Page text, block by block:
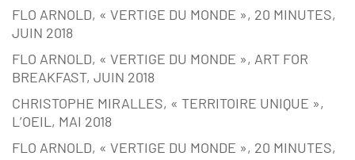
FLO ARNOLD, « VERTIGE DU MONDE », 20 MINUTES,
JUIN 2018
FLO ARNOLD, « VERTIGE DU MONDE », ART FOR
BREAKFAST, JUIN 2018
CHRISTOPHE MIRALLES, « TERRITOIRE UNIQUE »,
L’OEIL, MAI 2018
FLO ARNOLD, « VERTIGE DU MONDE », 20 MINUTES,